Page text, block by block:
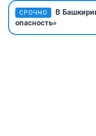
СРОЧНО
В
опасность»